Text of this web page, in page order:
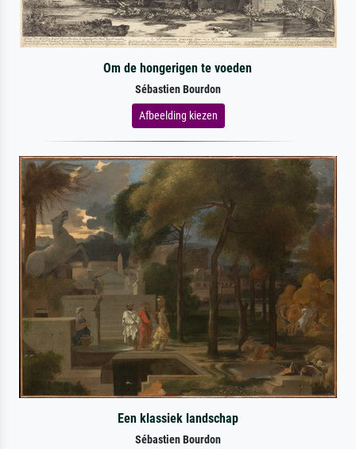
Om de hongerigen te voeden
Sébastien Bourdon
Afbeelding kiezen
Een klassiek landschap
Sébastien Bourdon